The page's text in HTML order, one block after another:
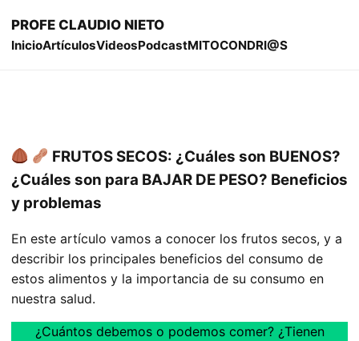
PROFE CLAUDIO NIETO
InicioArtículosVideosPodcastMITOCONDRI@S
FRUTOS SECOS: ¿Cuáles son BUENOS?
¿Cuáles son para BAJAR DE PESO? Beneficios
y problemas
En este artículo vamos a conocer los frutos secos, y a
describir los principales beneficios del consumo de
estos alimentos y la importancia de su consumo en
nuestra salud.
¿Cuántos debemos o podemos comer? ¿Tienen